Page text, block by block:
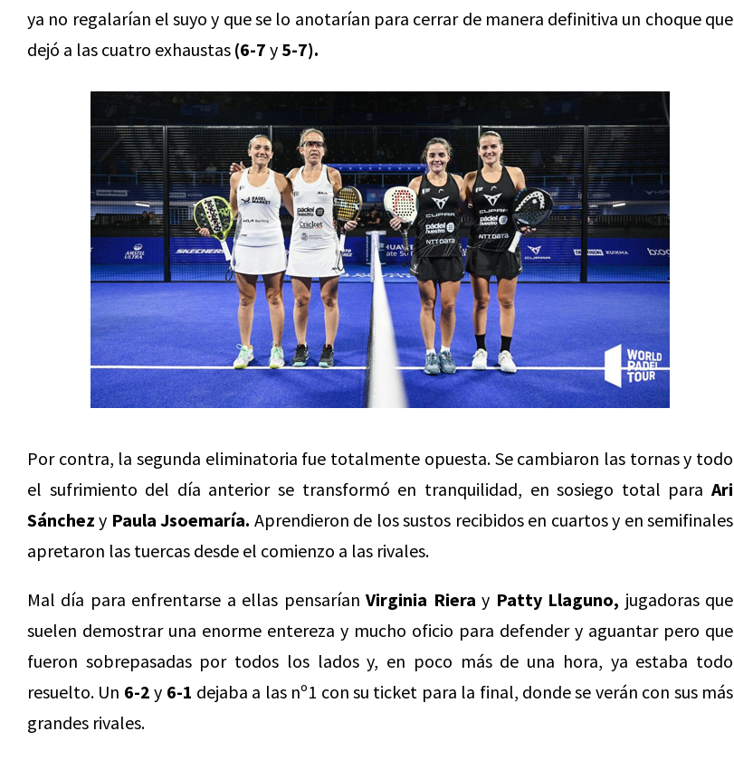
ya no regalarían el suyo y que se lo anotarían para cerrar de manera definitiva un choque que
dejó a las cuatro exhaustas (6-7 y 5-7).
Por contra, la segunda eliminatoria fue totalmente opuesta. Se cambiaron las tornas y todo
el sufrimiento del día anterior se transformó en tranquilidad, en sosiego total para Ari
Sánchez y Paula Jsoemaría. Aprendieron de los sustos recibidos en cuartos y en semifinales
apretaron las tuercas desde el comienzo a las rivales.
Mal día para enfrentarse a ellas pensaríanVirginia Riera y Patty Llaguno, jugadoras que
suelen demostrar una enorme entereza y mucho oficio para defender y aguantar pero que
fueron sobrepasadas por todos los lados y, en poco más de una hora, ya estaba todo
resuelto. Un 6-2 y 6-1 dejaba a las nº1 con su ticket para la final, donde se verán con sus más
grandes rivales.